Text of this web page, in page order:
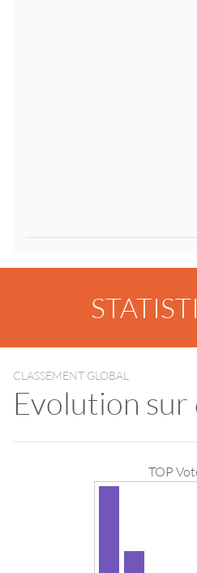
CLASSEMENT GLOBAL
Evolution sur
TOP